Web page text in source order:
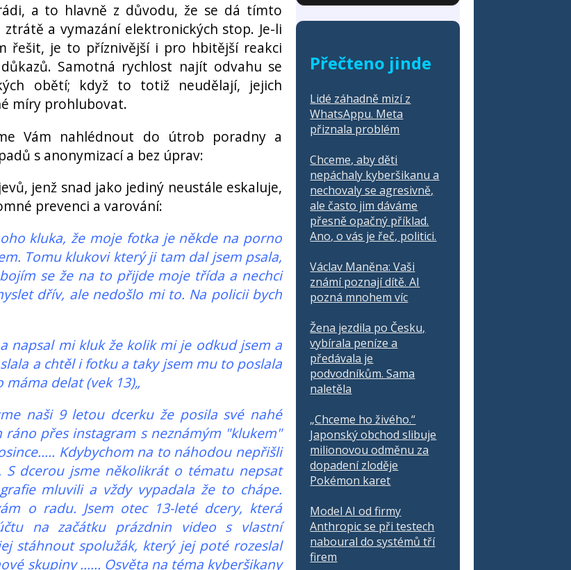
Přečteno jinde
Lidé záhadně mizí z
WhatsAppu. Meta
přiznala problém
Chceme, aby děti
nepáchaly kyberšikanu a
nechovaly se agresivně,
ale často jim dáváme
přesně opačný příklad.
Ano, o vás je řeč, politici.
Václav Maněna: Vaši
známí poznají dítě. AI
pozná mnohem víc
Žena jezdila po Česku,
vybírala peníze a
předávala je
podvodníkům. Sama
naletěla
„Chceme ho živého.“
Japonský obchod slibuje
milionovou odměnu za
dopadení zloděje
Pokémon karet
Model AI od firmy
Anthropic se při testech
naboural do systémů tří
firem
a to hlavně z důvodu, že se dá tímto
a vymazání elektronických stop. Je-li
řešit, je to příznivější i pro hbitější reakci
Samotná rychlost najít odvahu se
obětí; když to totiž neudělají, jejich
míry prohlubovat.
Vám nahlédnout do útrob poradny a
s anonymizací a bez úprav:
jenž snad jako jediný neustále eskaluje,
prevenci a varování:
kluka, že moje fotka je někde na porno
Tomu klukovi který ji tam dal jsem psala,
se že na to přijde moje třída a nechci
dřív, ale nedošlo mi to. Na policii bych
napsal mi kluk že kolik mi je odkud jsem a
a chtěl i fotku a taky jsem mu to poslala
delat (vek 13)„
naši 9 letou dcerku že posila své nahé
přes instagram s neznámým "klukem"
Kdybychom na to náhodou nepřišli
dcerou jsme několikrát o tématu nepsat
mluvili a vždy vypadala že to chápe.
o radu. Jsem otec 13-leté dcery, která
na začátku prázdnin video s vlastní
stáhnout spolužák, který jej poté rozeslal
skupiny ...... Osvěta na téma kyberšikany